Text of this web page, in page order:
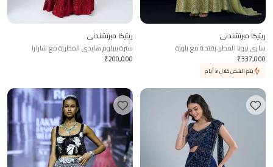
ريتيكا ميرتشندني
ساري نيونا المطرز بفتحة مع بلوزة
₹337,000
يتم الشحن خلال 3 أيام
ريتيكا ميرتشندني
سترة بيبلوم هايدي المطرزة مع شارارا
₹200,000